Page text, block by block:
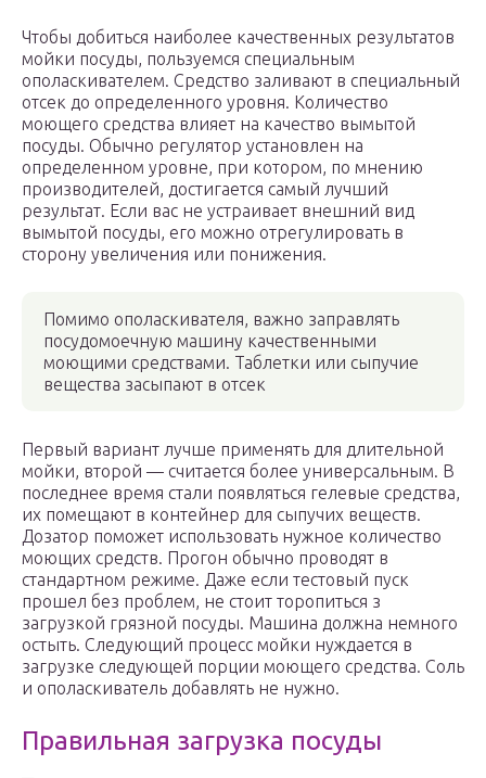
Чтобы добиться наиболее качественных результатов
мойки посуды, пользуемся специальным
ополаскивателем. Средство заливают в специальный
отсек до определенного уровня. Количество
моющего средства влияет на качество вымытой
посуды. Обычно регулятор установлен на
определенном уровне, при котором, по мнению
производителей, достигается самый лучший
результат. Если вас не устраивает внешний вид
вымытой посуды, его можно отрегулировать в
сторону увеличения или понижения.
Помимо ополаскивателя, важно заправлять
посудомоечную машину качественными
моющими средствами. Таблетки или сыпучие
вещества засыпают в отсек
Первый вариант лучше применять для длительной
мойки, второй — считается более универсальным. В
последнее время стали появляться гелевые средства,
их помещают в контейнер для сыпучих веществ.
Дозатор поможет использовать нужное количество
моющих средств. Прогон обычно проводят в
стандартном режиме. Даже если тестовый пуск
прошел без проблем, не стоит торопиться з
загрузкой грязной посуды. Машина должна немного
остыть. Следующий процесс мойки нуждается в
загрузке следующей порции моющего средства. Соль
и ополаскиватель добавлять не нужно.
Правильная загрузка посуды